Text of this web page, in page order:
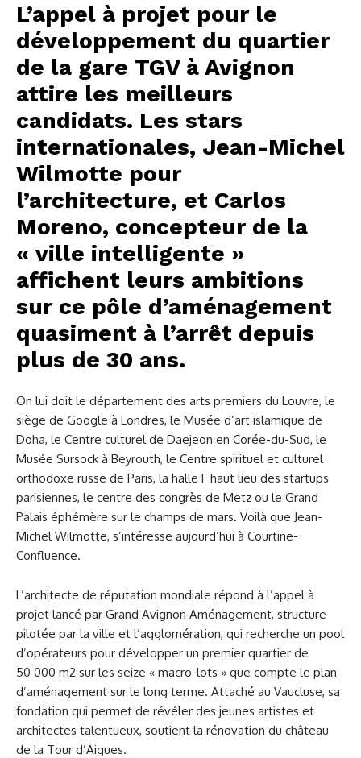
L’appel à projet pour le
développement du quartier
de la gare TGV à Avignon
attire les meilleurs
candidats. Les stars
internationales, Jean-Michel
Wilmotte pour
l’architecture, et Carlos
Moreno, concepteur de la
« ville intelligente »
affichent leurs ambitions
sur ce pôle d’aménagement
quasiment à l’arrêt depuis
plus de 30 ans.
On lui doit le département des arts premiers du Louvre, le
siège de Google à Londres, le Musée d’art islamique de
Doha, le Centre culturel de Daejeon en Corée-du-Sud, le
Musée Sursock à Beyrouth, le Centre spirituel et culturel
orthodoxe russe de Paris, la halle F haut lieu des startups
parisiennes, le centre des congrès de Metz ou le Grand
Palais éphémère sur le champs de mars. Voilà que Jean-
Michel Wilmotte, s’intéresse aujourd’hui à Courtine-
Confluence.
L’architecte de réputation mondiale répond à l’appel à
projet lancé par Grand Avignon Aménagement, structure
pilotée par la ville et l’agglomération, qui recherche un pool
d’opérateurs pour développer un premier quartier de
50 000 m2 sur les seize « macro-lots » que compte le plan
d’aménagement sur le long terme. Attaché au Vaucluse, sa
fondation qui permet de révéler des jeunes artistes et
architectes talentueux, soutient la rénovation du château
de la Tour d’Aigues.